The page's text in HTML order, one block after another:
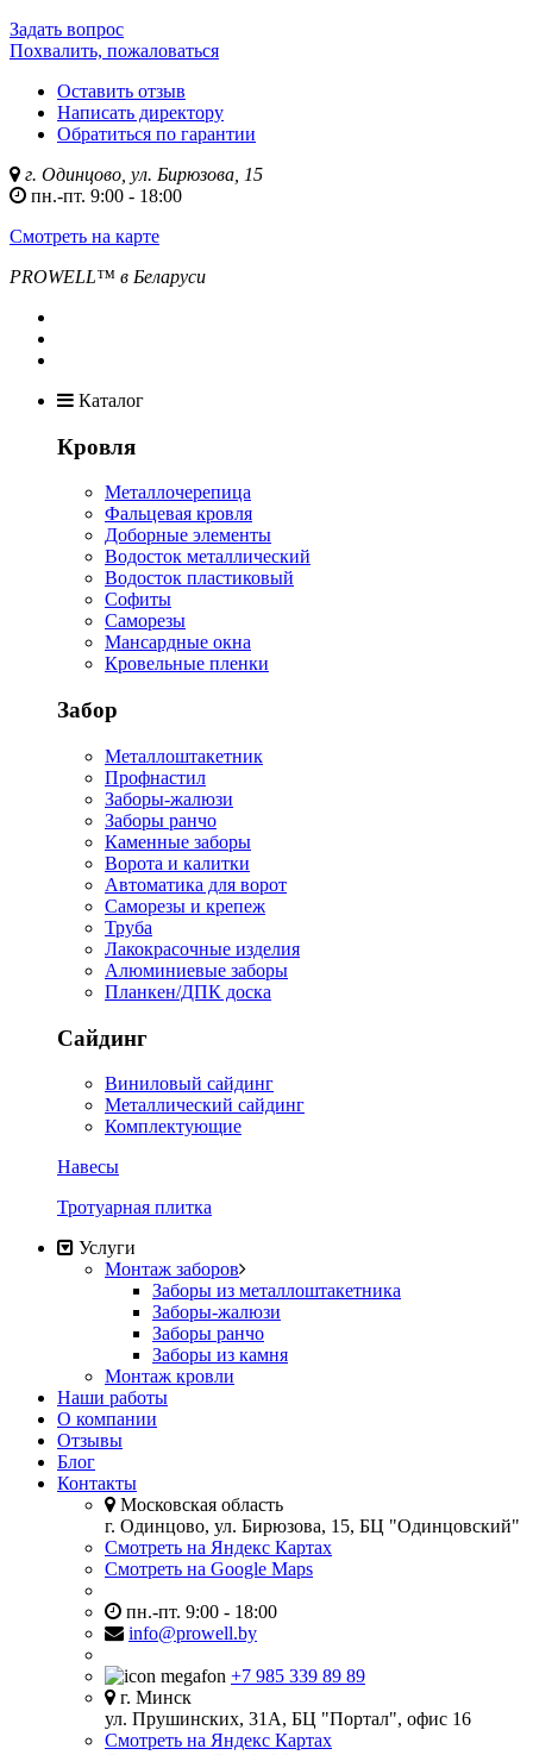
Задать вопрос
Похвалить, пожаловаться
Оставить отзыв
Написать директору
Обратиться по гарантии
г. Одинцово, ул. Бирюзова, 15
пн.-пт. 9:00 - 18:00
Смотреть на карте
PROWELL™ в Беларуси
Каталог
Кровля
Металлочерепица
Фальцевая кровля
Доборные элементы
Водосток металлический
Водосток пластиковый
Софиты
Саморезы
Мансардные окна
Кровельные пленки
Забор
Металлоштакетник
Профнастил
Заборы-жалюзи
Заборы ранчо
Каменные заборы
Ворота и калитки
Автоматика для ворот
Саморезы и крепеж
Труба
Лакокрасочные изделия
Алюминиевые заборы
Планкен/ДПК доска
Сайдинг
Виниловый сайдинг
Металлический сайдинг
Комплектующие
Навесы
Тротуарная плитка
Услуги
Монтаж заборов
Заборы из металлоштакетника
Заборы-жалюзи
Заборы ранчо
Заборы из камня
Монтаж кровли
Наши работы
О компании
Отзывы
Блог
Контакты
Московская область
г. Одинцово, ул. Бирюзова, 15, БЦ "Одинцовский"
Смотреть на Яндекс Картах
Смотреть на Google Maps
пн.-пт. 9:00 - 18:00
info@prowell.by
+7 985 339 89 89
г. Минск
ул. Прушинских, 31А, БЦ "Портал", офис 16
Смотреть на Яндекс Картах